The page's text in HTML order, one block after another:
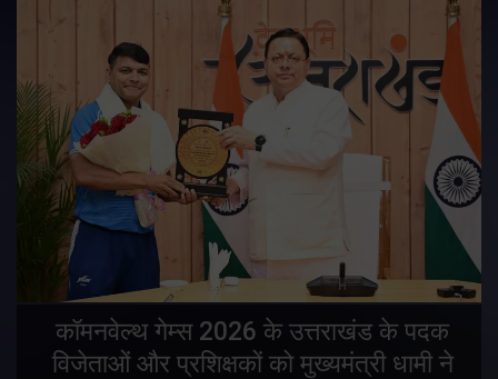
कॉमनवेल्थ गेम्स 2026 के उत्तराखंड के पदक
विजेताओं और प्रशिक्षकों को मुख्यमंत्री धामी ने